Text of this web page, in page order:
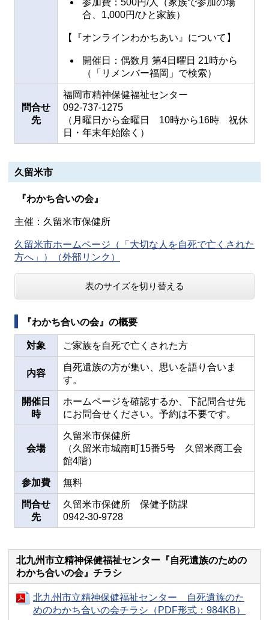
参加費：500円/人（家族で参加の場
合、1,000円/ひと家族）
【『オンラインわかちあい』について】
開催日：偶数月 第4日曜日 21時から
（「リメンバー福岡」で検索）
問合せ
先
福岡市精神保健福祉センター
092-737-1275
（月曜日から金曜日 10時から16時 祝休
日・年末年始除く）
久留米市
『わかち合いの会』
主催：久留米市保健所
久留米市ホームページ（「大切な人を自死で亡くされた
方へ」）（外部リンク）
表のサイズを切り替える
『わかち合いの会』の概要
対象 ご家族を自死で亡くされた方
内容
自死遺族の方が集い、思いを語り合いま
す。
開催日
時
ホームページを確認するか、下記問合せ先
にお問合せください。予約は不要です。
会場
久留米市保健所
（久留米市城南町15番5号 久留米商工会
館4階）
参加費 無料
問合せ
先
久留米市保健所 保健予防課
0942-30-9728
北九州市立精神保健福祉センター『自死遺族のための
わかち合いの会』チラシ
北九州市立精神保健福祉センター 自死遺族のた
めのわかち合いの会チラシ（PDF形式：984KB）